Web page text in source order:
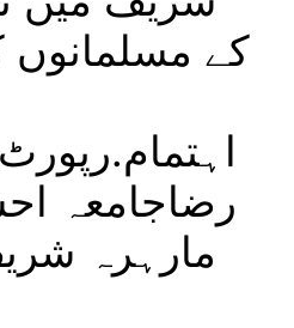
کے
رضاجامعہ